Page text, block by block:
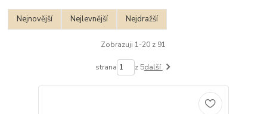
Nejnovější Nejlevnější Nejdražší
Zobrazuji 1-20 z 91
strana z 5další